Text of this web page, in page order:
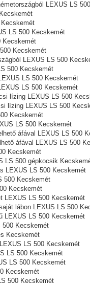
LEXUS LS
LS 500 Kecskemét
Kecskemét
Kecskemét
LEXUS LS 500
500 Kecskemét
LS 500 Kecskemét
LS 500 Kecskemét
lízing LEXUS LS 500
lízing LEXUS LS 500
Kecskemét
LS 500 Kecskemét
áfával LEXUS LS 500
áfával LEXUS LS 500
Kecskemét
LS 500 gépkocsik
LEXUS LS 500 Kecskemét
500 Kecskemét
Kecskemét
LEXUS LS 500 Kecskemét
lábon LEXUS LS 500
LEXUS LS 500 Kecskemét
500 Kecskemét
Kecskemét
LS 500 Kecskemét
LS 500 Kecskemét
LS 500 Kecskemét
Kecskemét
500 Kecskemét